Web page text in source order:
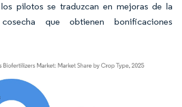
pilotos se traduzcan en mejoras de la
que obtienen bonificaciones